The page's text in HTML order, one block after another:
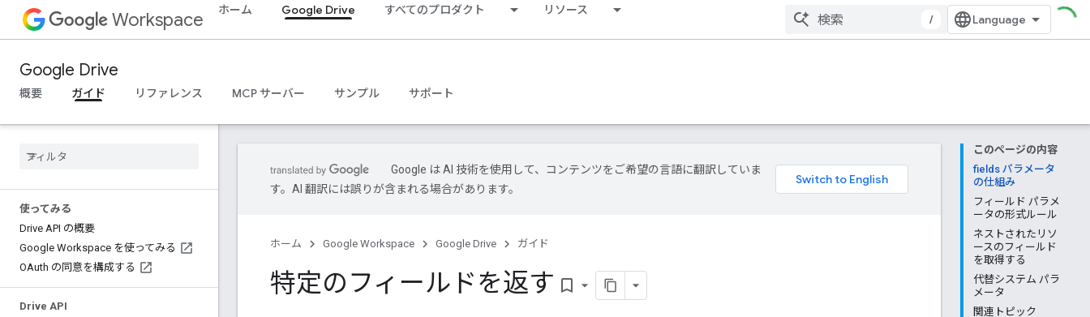
Workspace ホーム Google Drive すべてのプロダクト リソース
/
Google Drive
概要 ガイド リファレンス MCP サーバー サンプル サポート
使ってみる
Drive API の概要
Google Workspace を使ってみる
OAuth の同意を構成する
Drive API
このページの内容
fields パラメータ
の仕組み
フィールド パラメ
ータの形式ルール
ネストされたリソ
ースのフィールド
を取得する
代替システム パラ
メータ
関連トピック
Google は AI 技術を使用して、コンテンツをご希望の言語に翻訳していま
す。AI 翻訳には誤りが含まれる場合があります。
ホーム Google Workspace Google Drive ガイド
特定のフィールドを返す bookmark_border